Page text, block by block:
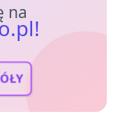
na